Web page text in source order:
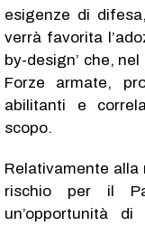
esigenze di
verrà favorita
by-design’ che,
Forze armate,
abilitanti e
scopo.
Relativamente
rischio per il
un’opportunità